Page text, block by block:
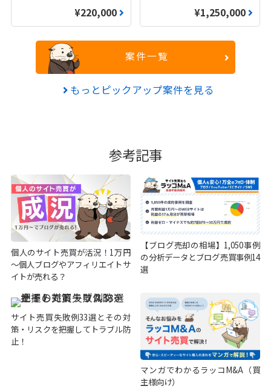
¥220,000 ¥1,250,000
案件一覧
もっとピックアップ案件を見る
参考記事
個人のサイト売買が活況！1万円
～個人ブログやアフィリエイトサ
イトが売れる？
【ブログ売却の相場】1,050事例
の分析データとブログ売買事例14
選
サイト売買失敗例33選とその対
策・リスクを把握してトラブル防
止！
マンガでわかるラッコM&A（買
主様向け）